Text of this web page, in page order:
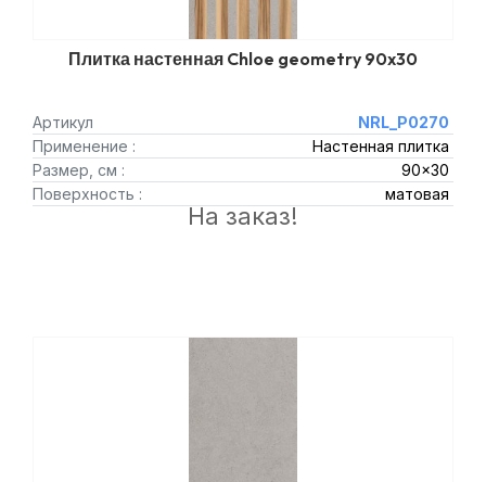
Плитка настенная Chloe geometry 90x30
Артикул
NRL_P0270
Применение :
Настенная плитка
Размер, см :
90x30
Поверхность :
матовая
На заказ!